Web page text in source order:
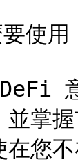
使
並掌
在您